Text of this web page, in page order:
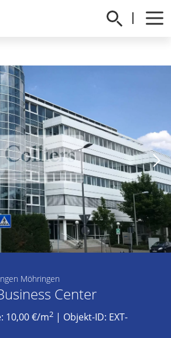
Möhringen
Center
10,00 €/m2 | Objekt-ID: EXT-